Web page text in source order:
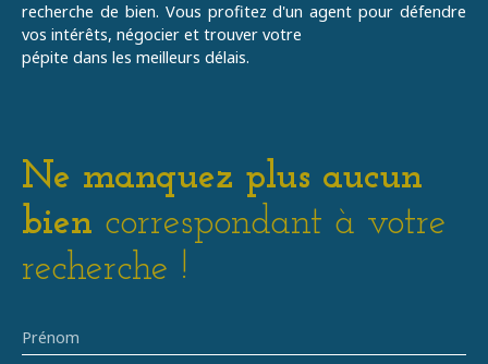
recherche de bien. Vous profitez d'un agent pour défendre
vos intérêts, négocier et trouver votre
pépite dans les meilleurs délais.
Ne manquez plus aucun
bien correspondant à votre
recherche !
Prénom